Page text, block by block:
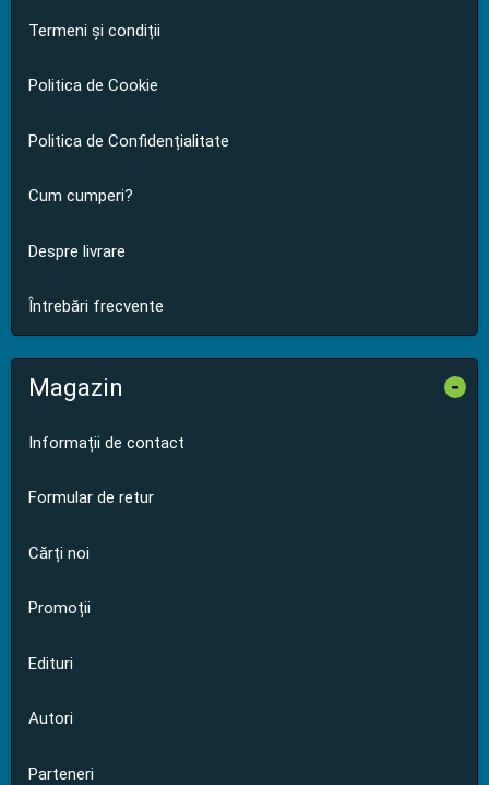
Termeni și condiții
Politica de Cookie
Politica de Confidențialitate
Cum cumperi?
Despre livrare
Întrebări frecvente
Magazin -
Informații de contact
Formular de retur
Cărți noi
Promoții
Edituri
Autori
Parteneri